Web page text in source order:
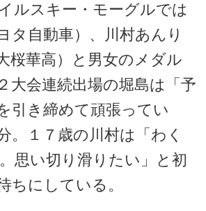
ルスキー・モーグルでは
タ自動車）、川村あんり
桜華高）と男女のメダル
大会連続出場の堀島は「予
引き締めて頑張ってい
。１７歳の川村は「わく
思い切り滑りたい」と初
ちにしている。